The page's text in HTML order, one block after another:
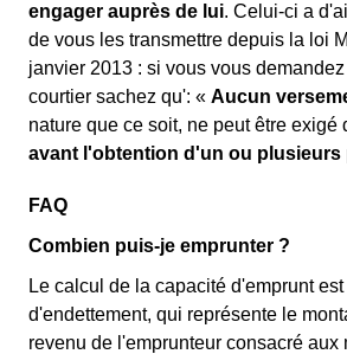
engager auprès de lui. Celui-ci a
de vous les transmettre depuis la loi
janvier 2013 : si vous vous
courtier sachez qu': « Aucun
nature que ce soit, ne peut être exigé
avant l'obtention d'un ou plusieurs
FAQ
Combien puis-je emprunter ?
Le calcul de la capacité d'emprunt
d'endettement, qui représente le
revenu de l'emprunteur consacré aux